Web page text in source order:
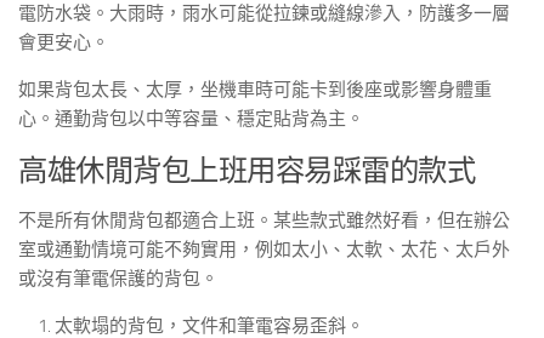
電防水袋。大雨時，雨水可能從拉鍊或縫線滲入，防護多一層
會更安心。
如果背包太長、太厚，坐機車時可能卡到後座或影響身體重
心。通勤背包以中等容量、穩定貼背為主。
高雄休閒背包上班用容易踩雷的款式
不是所有休閒背包都適合上班。某些款式雖然好看，但在辦公
室或通勤情境可能不夠實用，例如太小、太軟、太花、太戶外
或沒有筆電保護的背包。
太軟塌的背包，文件和筆電容易歪斜。